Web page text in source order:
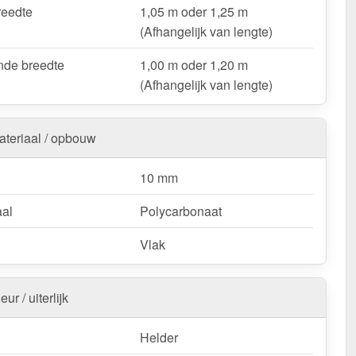
loodsenhallen
– Lichtstraat voor industriële
& deurluifels– Natuurlijk licht & bescherming.
& bootoverkappingen– Robuust & weersbestendig.
& tuinconstructies– Licht & duurzaam.
uw Alumon lichtstraat | Type 1/5 – Inclusief
en met 10 jaar UV-bestendigheid, lichttransmissie,
stijfheid garantie!
& duurzaam – perfect voor elk project!
Kopschotten optioneel te bestellen.
1,05 m oder 1,25 m
(Afhangelijk van lengte)
breedte
1,00 m oder 1,20 m
(Afhangelijk van lengte)
/ opbouw
10 mm
Polycarbonaat
Vlak
/ uiterlijk
Helder